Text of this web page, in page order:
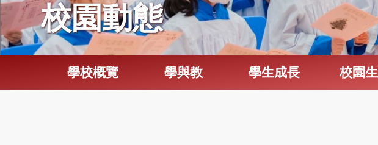
校園動態
學校概覽 學與教 學生成長 校園